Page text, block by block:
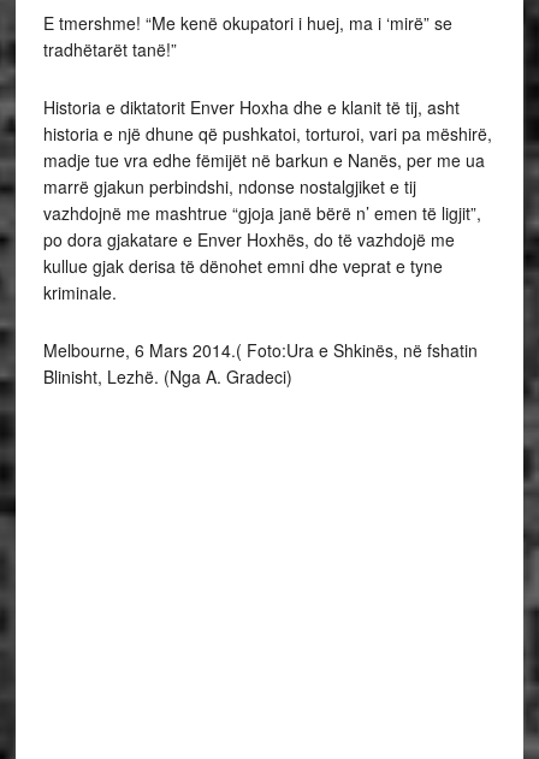
E tmershme! “Me kenë okupatori i huej, ma i ‘mirë” se
tradhëtarët tanë!”
Historia e diktatorit Enver Hoxha dhe e klanit të tij, asht
historia e një dhune që pushkatoi, torturoi, vari pa mëshirë,
madje tue vra edhe fëmijët në barkun e Nanës, per me ua
marrë gjakun perbindshi, ndonse nostalgjiket e tij
vazhdojnë me mashtrue “gjoja janë bërë n’ emen të ligjit”,
po dora gjakatare e Enver Hoxhës, do të vazhdojë me
kullue gjak derisa të dënohet emni dhe veprat e tyne
kriminale.
Melbourne, 6 Mars 2014.( Foto:Ura e Shkinës, në fshatin
Blinisht, Lezhë. (Nga A. Gradeci)